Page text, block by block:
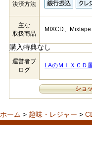
決済方法
主な
取扱商品
MIXCD、
購入特典なし
運営者ブ
ログ
LAのＭＩＸＣＤ
ショ
ホーム > 趣味・レジャー >